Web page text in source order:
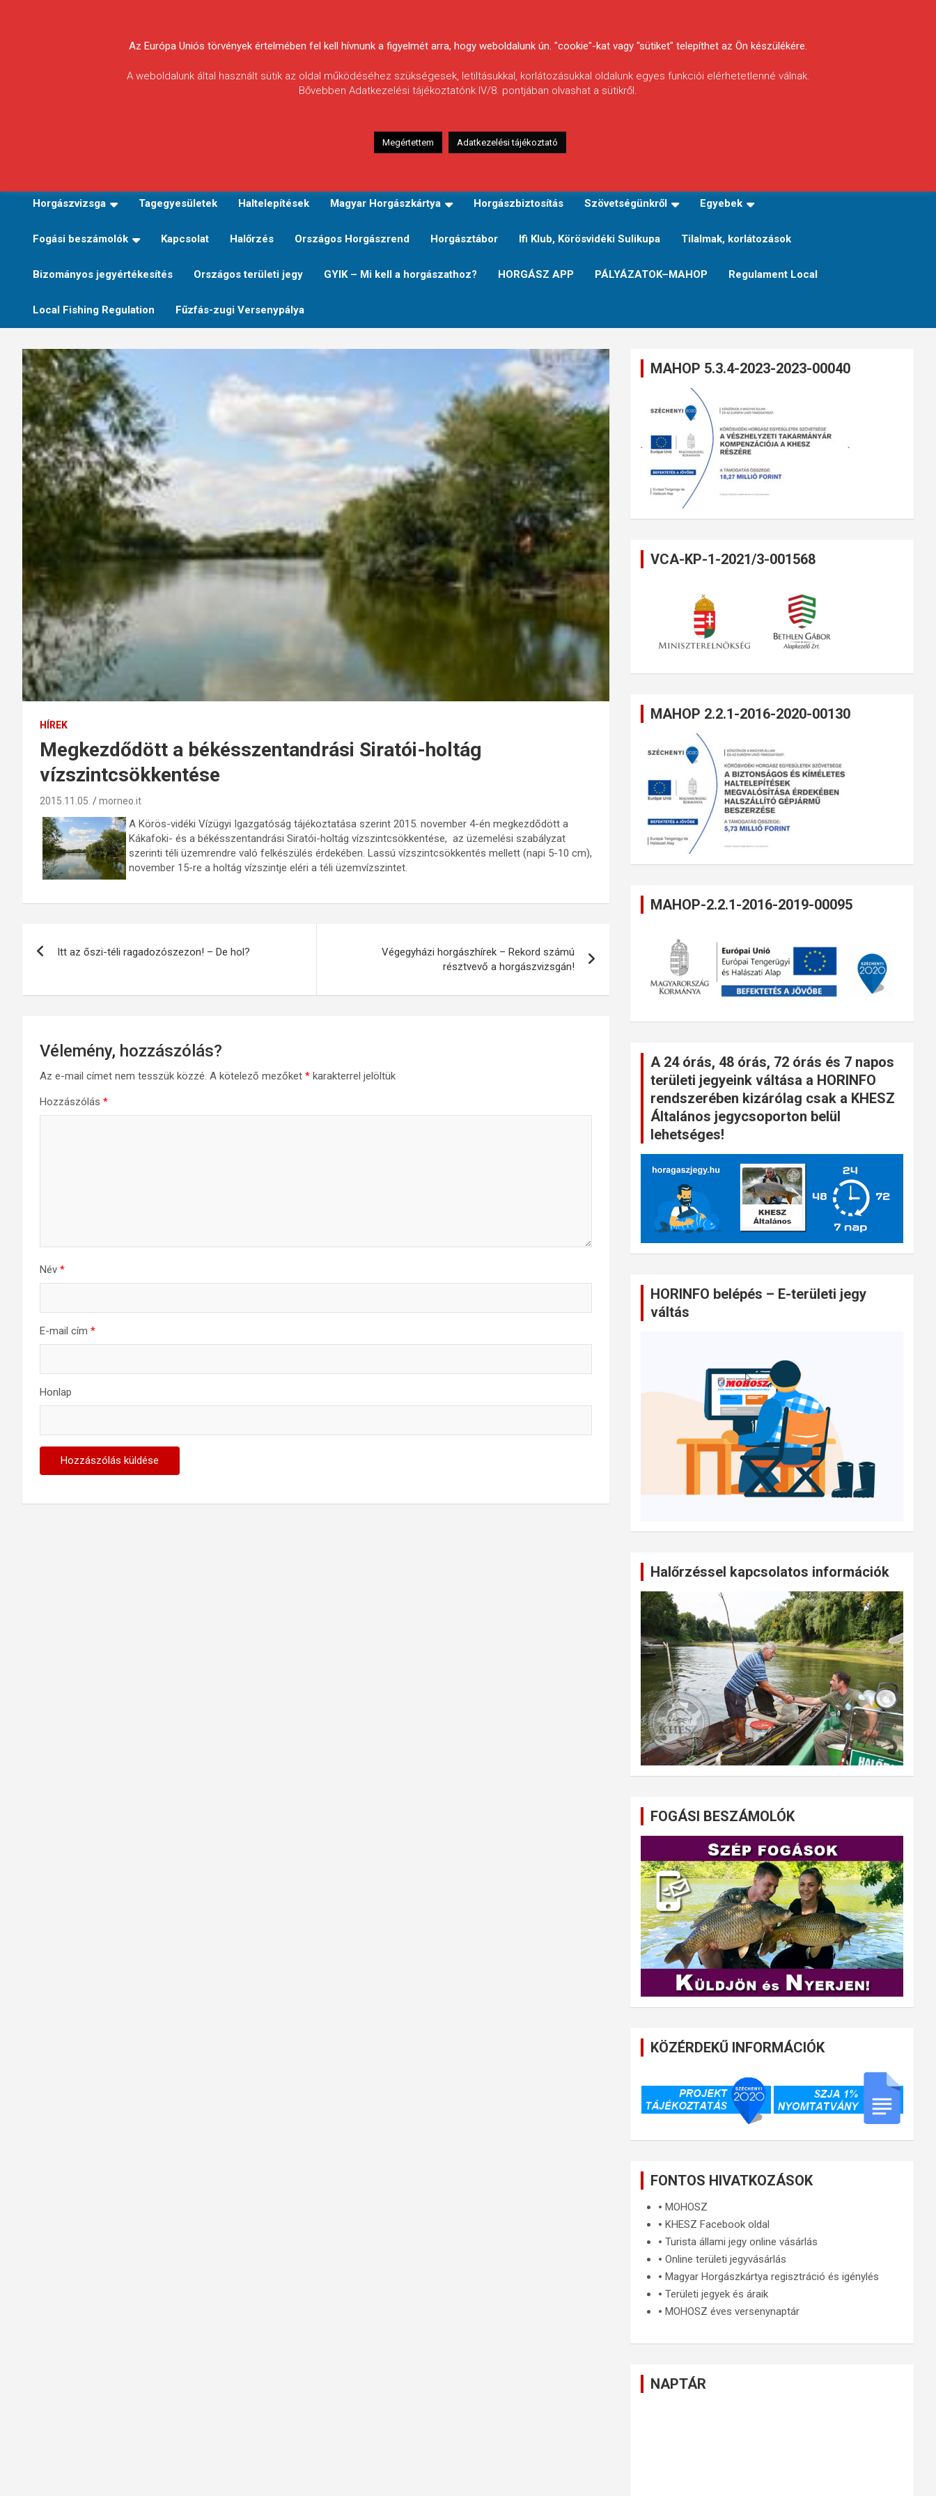
Körösvidéki Horgász
Egyesületek
Horgászvizsga Tagegyesületek Haltelepítések Magyar Horgászkártya Horgászbiztosítás Szövetségünkről Egyebek
Fogási beszámolók Kapcsolat Halőrzés Országos Horgászrend Horgásztábor Ifi Klub, Körösvidéki Sulikupa Tilalmak, korlátozások
Bizományos jegyértékesítés Országos területi jegy GYIK – Mi kell a horgászathoz? HORGÁSZ APP PÁLYÁZATOK–MAHOP Regulament Local
Local Fishing Regulation Fűzfás-zugi Versenypálya
HÍREK
Megkezdődött a békésszentandrási Siratói-holtág
vízszintcsökkentése
2015.11.05. morneo.it
A Körös-vidéki Vízügyi Igazgatóság tájékoztatása szerint 2015. november 4-én megkezdődött a
Kákafoki- és a békésszentandrási Siratói-holtág vízszintcsökkentése, az üzemelési szabályzat
szerinti téli üzemrendre való felkészülés érdekében. Lassú vízszintcsökkentés mellett (napi 5-10 cm),
november 15-re a holtág vízszintje eléri a téli üzemvízszintet.
Itt az őszi-téli ragadozószezon! – De hol?
Végegyházi horgászhírek – Rekord számú
résztvevő a horgászvizsgán!
Vélemény, hozzászólás?
Az e-mail címet nem tesszük közzé. A kötelező mezőket * karakterrel jelöltük
Hozzászólás *
Név *
E-mail cím *
Honlap
MAHOP 5.3.4-2023-2023-00040
VCA-KP-1-2021/3-001568
MAHOP 2.2.1-2016-2020-00130
MAHOP-2.2.1-2016-2019-00095
A 24 órás, 48 órás, 72 órás és 7 napos
területi jegyeink váltása a HORINFO
rendszerében kizárólag csak a KHESZ
Általános jegycsoporton belül
lehetséges!
HORINFO belépés – E-területi jegy
váltás
Halőrzéssel kapcsolatos információk
FOGÁSI BESZÁMOLÓK
KÖZÉRDEKŰ INFORMÁCIÓK
FONTOS HIVATKOZÁSOK
🞄MOHOSZ
🞄KHESZ Facebook oldal
🞄Turista állami jegy online vásárlás
🞄Online területi jegyvásárlás
🞄Magyar Horgászkártya regisztráció és igénylés
🞄Területi jegyek és áraik
🞄MOHOSZ éves versenynaptár
NAPTÁR
Az Európa Uniós törvények értelmében fel kell hívnunk a figyelmét arra, hogy weboldalunk ún. "cookie"-kat vagy "sütiket" telepíthet az Ön készülékére.
A weboldalunk által használt sütik az oldal működéséhez szükségesek, letiltásukkal, korlátozásukkal oldalunk egyes funkciói elérhetetlenné válnak.
Bővebben Adatkezelési tájékoztatónk IV/8. pontjában olvashat a sütikről.
Megértettem Adatkezelési tájékoztató